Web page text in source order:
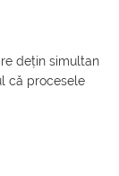
dețin simultan
că procesele